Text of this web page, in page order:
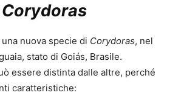
Corydoras
nuova specie di Corydoras, nel
stato di Goiás, Brasile.
essere distinta dalle altre, perché
caratteristiche: